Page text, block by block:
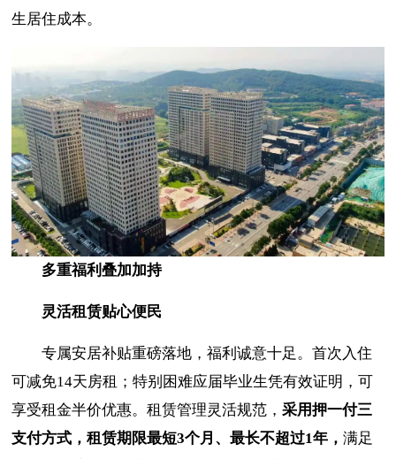
生居住成本。
多重福利叠加加持
灵活租赁贴心便民
专属安居补贴重磅落地，福利诚意十足。首次入住
可减免14天房租；特别困难应届毕业生凭有效证明，可
享受租金半价优惠。租赁管理灵活规范，采用押一付三
支付方式，租赁期限最短3个月、最长不超过1年，满足